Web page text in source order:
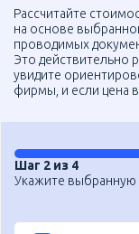
Рассчитайте
на основе
проводимых
Это действительно
увидите
фирмы, и если цена
Шаг 2 из 4
Укажите выбранную